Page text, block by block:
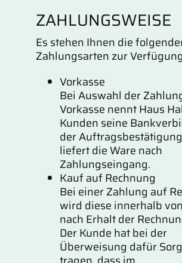
ZAHLUNGSWEISE
Es stehen Ihnen die
Zahlungsarten zur
Vorkasse
Bei Auswahl der
Vorkasse nennt Haus
Kunden seine
der
liefert die Ware nach
Zahlungseingang.
Kauf auf Rechnung
Bei einer Zahlung auf
wird diese innerhalb
nach Erhalt der
Der Kunde hat bei der
Überweisung dafür